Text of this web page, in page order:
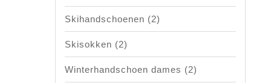
Skihandschoenen (2)
Skisokken (2)
Winterhandschoen dames (2)